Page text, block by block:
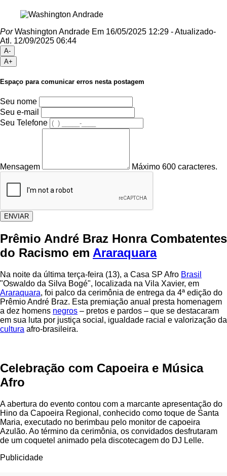
PorWashington Andrade Em 16/05/2025 12:29 - Atualizado-
Atl. 12/09/2025 06:44
A-
A+
Espaço para comunicar erros nesta postagem
Seu nome
Seu e-mail
Seu Telefone
Mensagem Máximo 600 caracteres.
ENVIAR
Prêmio André Braz Honra Combatentes
do Racismo em Araraquara
Na noite da última terça-feira (13), a Casa SP Afro Brasil
"Oswaldo da Silva Bogé", localizada na Vila Xavier, em
Araraquara, foi palco da cerimônia de entrega da 4ª edição do
Prêmio André Braz. Esta premiação anual presta homenagem
a dez homens negros – pretos e pardos – que se destacaram
em sua luta por justiça social, igualdade racial e valorização da
cultura afro-brasileira.
Celebração com Capoeira e Música
Afro
A abertura do evento contou com a marcante apresentação do
Hino da Capoeira Regional, conhecido como toque de Santa
Maria, executado no berimbau pelo monitor de capoeira
Azulão. Ao término da cerimônia, os convidados desfrutaram
de um coquetel animado pela discotecagem do DJ Lelle.
Publicidade